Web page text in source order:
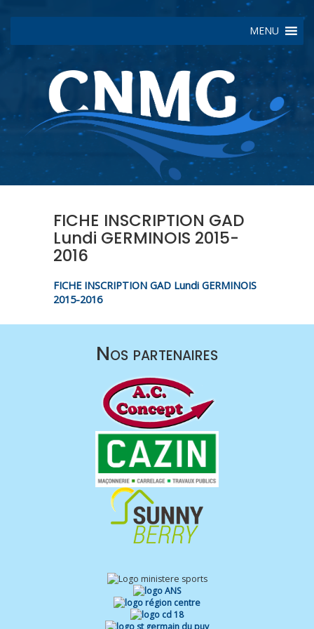
MENU
FICHE INSCRIPTION GAD
Lundi GERMINOIS 2015-
2016
FICHE INSCRIPTION GAD Lundi GERMINOIS
2015-2016
Nos partenaires